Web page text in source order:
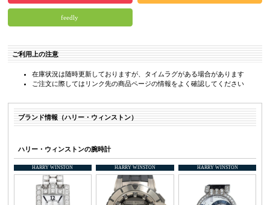
feedly
ご利用上の注意
在庫状況は随時更新しておりますが、タイムラグがある場合があります
ご注文に際してはリンク先の商品ページの情報をよく確認してください
ブランド情報（ハリー・ウィンストン）
ハリー・ウィンストンの腕時計
HARRY WINSTON HARRY WINSTON HARRY WINSTON